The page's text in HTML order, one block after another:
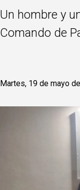
Un hombre y
Comando de
Martes, 19 de mayo